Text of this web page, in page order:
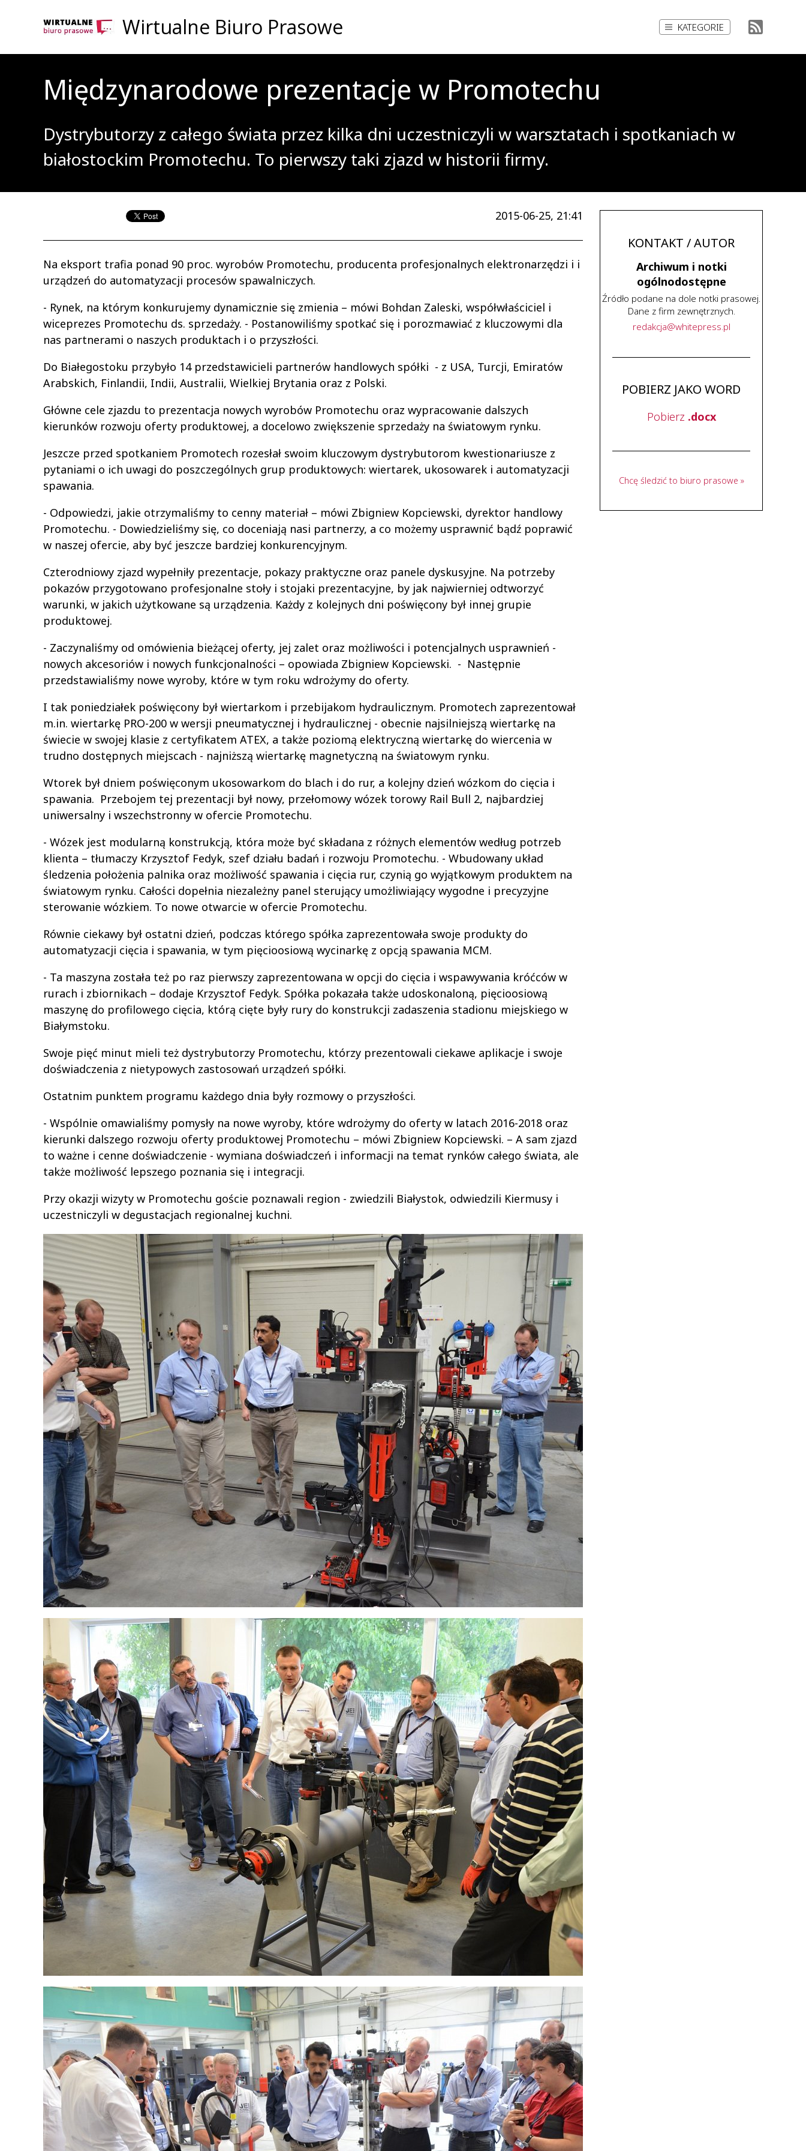
Wirtualne Biuro Prasowe KATEGORIE
Międzynarodowe prezentacje w Promotechu
Dystrybutorzy z całego świata przez kilka dni uczestniczyli w warsztatach i spotkaniach w
białostockim Promotechu. To pierwszy taki zjazd w historii firmy.
2015-06-25, 21:41
Na eksport trafia ponad 90 proc. wyrobów Promotechu, producenta profesjonalnych elektronarzędzi i i
urządzeń do automatyzacji procesów spawalniczych.
- Rynek, na którym konkurujemy dynamicznie się zmienia – mówi Bohdan Zaleski, współwłaściciel i
wiceprezes Promotechu ds. sprzedaży. - Postanowiliśmy spotkać się i porozmawiać z kluczowymi dla
nas partnerami o naszych produktach i o przyszłości.
Do Białegostoku przybyło 14 przedstawicieli partnerów handlowych spółki - z USA, Turcji, Emiratów
Arabskich, Finlandii, Indii, Australii, Wielkiej Brytania oraz z Polski.
Główne cele zjazdu to prezentacja nowych wyrobów Promotechu oraz wypracowanie dalszych
kierunków rozwoju oferty produktowej, a docelowo zwiększenie sprzedaży na światowym rynku.
Jeszcze przed spotkaniem Promotech rozesłał swoim kluczowym dystrybutorom kwestionariusze z
pytaniami o ich uwagi do poszczególnych grup produktowych: wiertarek, ukosowarek i automatyzacji
spawania.
- Odpowiedzi, jakie otrzymaliśmy to cenny materiał – mówi Zbigniew Kopciewski, dyrektor handlowy
Promotechu. - Dowiedzieliśmy się, co doceniają nasi partnerzy, a co możemy usprawnić bądź poprawić
w naszej ofercie, aby być jeszcze bardziej konkurencyjnym.
Czterodniowy zjazd wypełniły prezentacje, pokazy praktyczne oraz panele dyskusyjne. Na potrzeby
pokazów przygotowano profesjonalne stoły i stojaki prezentacyjne, by jak najwierniej odtworzyć
warunki, w jakich użytkowane są urządzenia. Każdy z kolejnych dni poświęcony był innej grupie
produktowej.
- Zaczynaliśmy od omówienia bieżącej oferty, jej zalet oraz możliwości i potencjalnych usprawnień -
nowych akcesoriów i nowych funkcjonalności – opowiada Zbigniew Kopciewski. - Następnie
przedstawialiśmy nowe wyroby, które w tym roku wdrożymy do oferty.
I tak poniedziałek poświęcony był wiertarkom i przebijakom hydraulicznym. Promotech zaprezentował
m.in. wiertarkę PRO-200 w wersji pneumatycznej i hydraulicznej - obecnie najsilniejszą wiertarkę na
świecie w swojej klasie z certyfikatem ATEX, a także poziomą elektryczną wiertarkę do wiercenia w
trudno dostępnych miejscach - najniższą wiertarkę magnetyczną na światowym rynku.
Wtorek był dniem poświęconym ukosowarkom do blach i do rur, a kolejny dzień wózkom do cięcia i
spawania. Przebojem tej prezentacji był nowy, przełomowy wózek torowy Rail Bull 2, najbardziej
uniwersalny i wszechstronny w ofercie Promotechu.
- Wózek jest modularną konstrukcją, która może być składana z różnych elementów według potrzeb
klienta – tłumaczy Krzysztof Fedyk, szef działu badań i rozwoju Promotechu. - Wbudowany układ
śledzenia położenia palnika oraz możliwość spawania i cięcia rur, czynią go wyjątkowym produktem na
światowym rynku. Całości dopełnia niezależny panel sterujący umożliwiający wygodne i precyzyjne
sterowanie wózkiem. To nowe otwarcie w ofercie Promotechu.
Równie ciekawy był ostatni dzień, podczas którego spółka zaprezentowała swoje produkty do
automatyzacji cięcia i spawania, w tym pięcioosiową wycinarkę z opcją spawania MCM.
- Ta maszyna została też po raz pierwszy zaprezentowana w opcji do cięcia i wspawywania króćców w
rurach i zbiornikach – dodaje Krzysztof Fedyk. Spółka pokazała także udoskonaloną, pięcioosiową
maszynę do profilowego cięcia, którą cięte były rury do konstrukcji zadaszenia stadionu miejskiego w
Białymstoku.
Swoje pięć minut mieli też dystrybutorzy Promotechu, którzy prezentowali ciekawe aplikacje i swoje
doświadczenia z nietypowych zastosowań urządzeń spółki.
Ostatnim punktem programu każdego dnia były rozmowy o przyszłości.
- Wspólnie omawialiśmy pomysły na nowe wyroby, które wdrożymy do oferty w latach 2016-2018 oraz
kierunki dalszego rozwoju oferty produktowej Promotechu – mówi Zbigniew Kopciewski. – A sam zjazd
to ważne i cenne doświadczenie - wymiana doświadczeń i informacji na temat rynków całego świata, ale
także możliwość lepszego poznania się i integracji.
Przy okazji wizyty w Promotechu goście poznawali region - zwiedzili Białystok, odwiedzili Kiermusy i
uczestniczyli w degustacjach regionalnej kuchni.
KONTAKT / AUTOR
Archiwum i notki
ogólnodostępne
Źródło podane na dole notki prasowej.
Dane z firm zewnętrznych.
redakcja@whitepress.pl
POBIERZ JAKO WORD
Pobierz .docx
Chcę śledzić to biuro prasowe »